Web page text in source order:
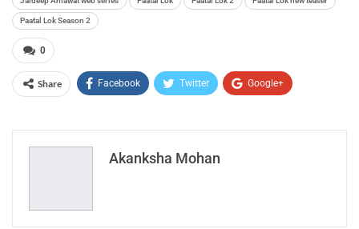
Paatal Lok Season 2
0
Share Facebook Twitter Google+
Email
Akanksha Mohan